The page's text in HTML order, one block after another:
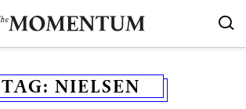
TAG: NIELSEN